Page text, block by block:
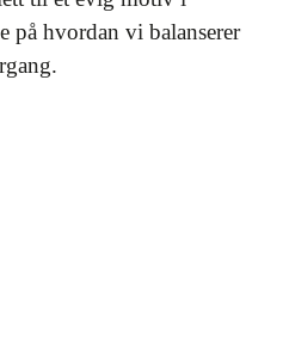
hvordan vi balanserer